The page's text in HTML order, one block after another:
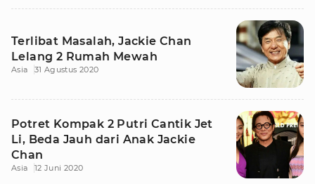
Terlibat Masalah, Jackie Chan
Lelang 2 Rumah Mewah
Asia 31 Agustus 2020
Potret Kompak 2 Putri Cantik Jet
Li, Beda Jauh dari Anak Jackie
Chan
Asia 12 Juni 2020